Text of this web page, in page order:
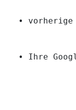
•
• Ihre